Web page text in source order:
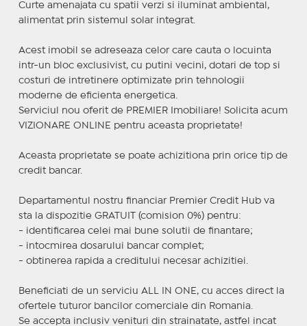
Curte amenajata cu spatii verzi si iluminat ambiental,
alimentat prin sistemul solar integrat.
Acest imobil se adreseaza celor care cauta o locuinta
intr-un bloc exclusivist, cu putini vecini, dotari de top si
costuri de intretinere optimizate prin tehnologii
moderne de eficienta energetica.
Serviciul nou oferit de PREMIER Imobiliare! Solicita acum
VIZIONARE ONLINE pentru aceasta proprietate!
Aceasta proprietate se poate achizitiona prin orice tip de
credit bancar.
Departamentul nostru financiar Premier Credit Hub va
sta la dispozitie GRATUIT (comision 0%) pentru:
- identificarea celei mai bune solutii de finantare;
- intocmirea dosarului bancar complet;
- obtinerea rapida a creditului necesar achizitiei.
Beneficiati de un serviciu ALL IN ONE, cu acces direct la
ofertele tuturor bancilor comerciale din Romania.
Se accepta inclusiv venituri din strainatate, astfel incat